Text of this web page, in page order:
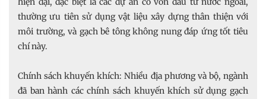
thường ưu tiên sử dụng vật liệu xây dựng thân thiện với
môi trường, và gạch bê tông không nung đáp ứng tốt tiêu
chí này.
Chính sách khuyến khích: Nhiều địa phương và bộ, ngành
đã ban hành các chính sách khuyến khích sử dụng gạch